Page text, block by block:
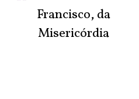
Francisco, da
Misericórdia